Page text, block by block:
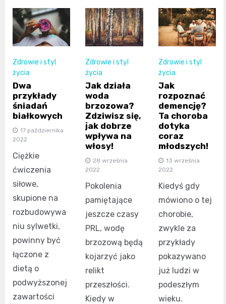
Zdrowie i styl
życia
Dwa
przykłady
śniadań
białkowych
17 października
2022
Ciężkie
ćwiczenia
siłowe,
skupione na
rozbudowywa
niu sylwetki,
powinny być
łączone z
dietą o
podwyższonej
zawartości
Zdrowie i styl
życia
Jak działa
woda
brzozowa?
Zdziwisz się,
jak dobrze
wpływa na
włosy!
28 września
2022
Pokolenia
pamiętające
jeszcze czasy
PRL, wodę
brzozową będą
kojarzyć jako
relikt
przeszłości.
Kiedy w
Zdrowie i styl
życia
Jak
rozpoznać
demencję?
Ta choroba
dotyka
coraz
młodszych!
13 września
2022
Kiedyś gdy
mówiono o tej
chorobie,
zwykle za
przykłady
pokazywano
już ludzi w
podeszłym
wieku.